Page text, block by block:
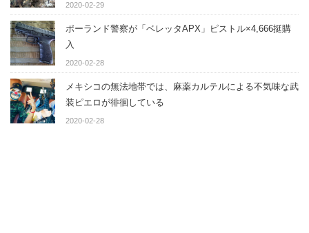
2020-02-29
ポーランド警察が「ベレッタAPX」ピストル×4,666挺購
入
2020-02-28
メキシコの無法地帯では、麻薬カルテルによる不気味な武
装ピエロが徘徊している
2020-02-28